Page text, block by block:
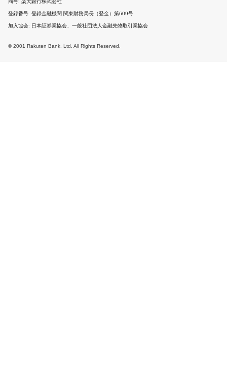
商号 楽天銀行株式会社
登録番号 登録金融機関 関東財務局長（登金）第609号
加入協会 日本証券業協会、一般社団法人金融先物取引業協会
© 2001 Rakuten Bank, Ltd. All Rights Reserved.